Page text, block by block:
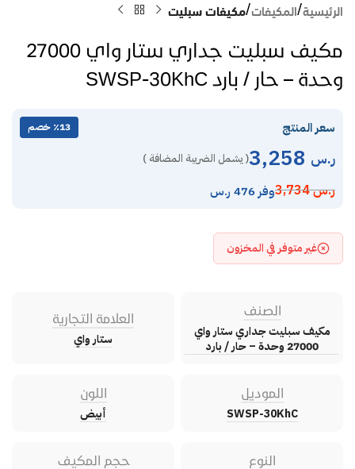
الرئيسية المكيفات مكيفات سبليت
مكيف سبليت جداري ستار واي 27000
وحدة – حار / بارد SWSP-30KhC
سعر المنتج ٪13 خصم
ر.س ( يشمل الضريبة المضافة )
ر.س3,734 وفر 476 ر.س
غير متوفر في المخزون
الصنف
مكيف سبليت جداري ستار واي
27000 وحدة – حار / بارد
العلامة التجارية
ستار واي
الموديل
SWSP-30KhC
اللون
أبيض
النوع حجم المكيف